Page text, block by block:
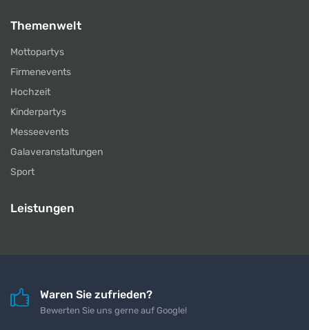
Themenwelt
Mottopartys
Firmenevents
Hochzeit
Kinderpartys
Messeevents
Galaveranstaltungen
Sport
Leistungen
Waren Sie zufrieden?
Bewerten Sie uns gerne auf Google!